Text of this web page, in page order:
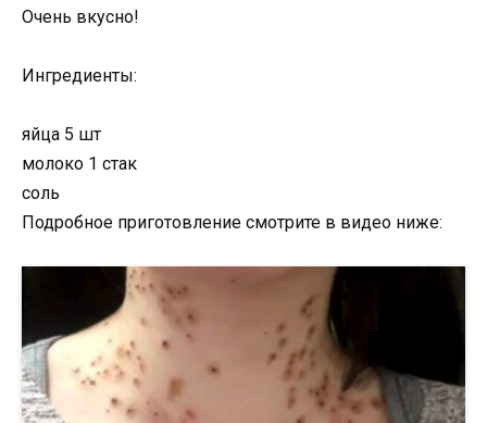
Очень вкусно!
Ингредиенты:
яйца 5 шт
молоко 1 стак
соль
Подробное приготовление смотрите в видео ниже: